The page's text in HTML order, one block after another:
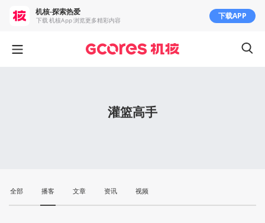
灌篮高手
全部 播客 文章 资讯 视频
机核-探索热爱
下载 机核App 浏览更多精彩内容 下载APP